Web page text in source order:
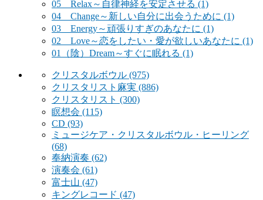
05 Relax～自律神経を安定させる (1)
04 Change～新しい自分に出会うために (1)
03 Energy～頑張りすぎのあなたに (1)
02 Love～恋をしたい・愛が欲しいあなたに (1)
01（陰）Dream～すぐに眠れる (1)
クリスタルボウル (975)
クリスタリスト麻実 (886)
クリスタリスト (300)
瞑想会 (115)
CD (93)
ミュージケア・クリスタルボウル・ヒーリング
(68)
奉納演奏 (62)
演奏会 (61)
富士山 (47)
キングレコード (47)